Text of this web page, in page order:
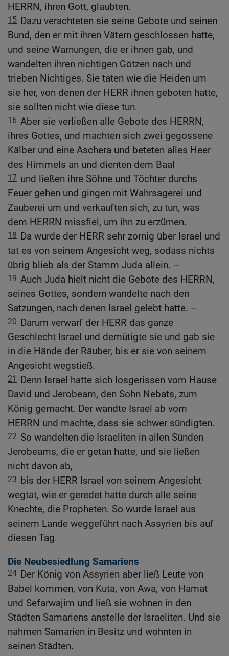
HERRN, ihren Gott, glaubten.
15 Dazu verachteten sie seine Gebote und seinen
Bund, den er mit ihren Vätern geschlossen hatte,
und seine Warnungen, die er ihnen gab, und
wandelten ihren nichtigen Götzen nach und
trieben Nichtiges. Sie taten wie die Heiden um
sie her, von denen der HERR ihnen geboten hatte,
sie sollten nicht wie diese tun.
16 Aber sie verließen alle Gebote des HERRN,
ihres Gottes, und machten sich zwei gegossene
Kälber und eine Aschera und beteten alles Heer
des Himmels an und dienten dem Baal
17 und ließen ihre Söhne und Töchter durchs
Feuer gehen und gingen mit Wahrsagerei und
Zauberei um und verkauften sich, zu tun, was
dem HERRN missfiel, um ihn zu erzürnen.
18 Da wurde der HERR sehr zornig über Israel und
tat es von seinem Angesicht weg, sodass nichts
übrig blieb als der Stamm Juda allein. –
19 Auch Juda hielt nicht die Gebote des HERRN,
seines Gottes, sondern wandelte nach den
Satzungen, nach denen Israel gelebt hatte. –
20 Darum verwarf der HERR das ganze
Geschlecht Israel und demütigte sie und gab sie
in die Hände der Räuber, bis er sie von seinem
Angesicht wegstieß.
21
Denn Israel hatte sich losgerissen vom Hause
David und Jerobeam, den Sohn Nebats, zum
König gemacht. Der wandte Israel ab vom
HERRN und machte, dass sie schwer sündigten.
22 So wandelten die Israeliten in allen Sünden
Jerobeams, die er getan hatte, und sie ließen
nicht davon ab,
23 bis der HERR Israel von seinem Angesicht
wegtat, wie er geredet hatte durch alle seine
Knechte, die Propheten. So wurde Israel aus
seinem Lande weggeführt nach Assyrien bis auf
diesen Tag.
Die Neubesiedlung Samariens
24 Der König von Assyrien aber ließ Leute von
Babel kommen, von Kuta, von Awa, von Hamat
und Sefarwajim und ließ sie wohnen in den
Städten Samariens anstelle der Israeliten. Und sie
nahmen Samarien in Besitz und wohnten in
seinen Städten.